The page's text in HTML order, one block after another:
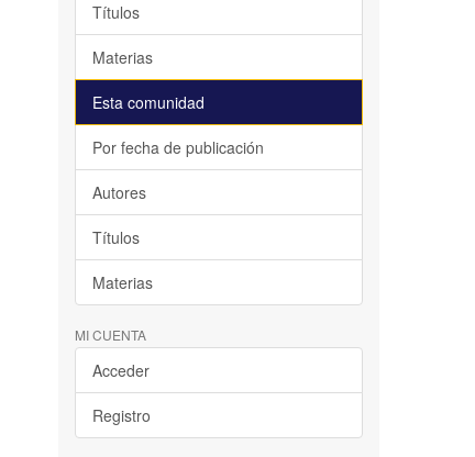
Títulos
Materias
Esta comunidad
Por fecha de publicación
Autores
Títulos
Materias
MI CUENTA
Acceder
Registro